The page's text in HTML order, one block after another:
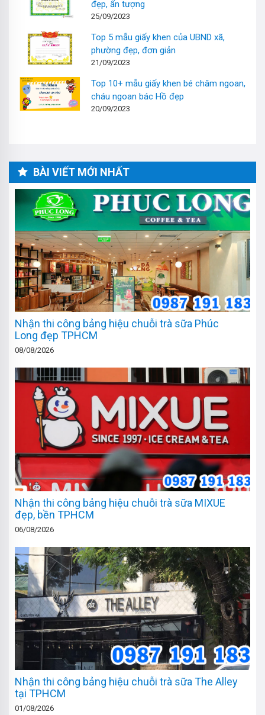
đẹp, ấn tượng
25/09/2023
Top 5 mẫu giấy khen của UBND xã,
phường đẹp, đơn giản
21/09/2023
Top 10+ mẫu giấy khen bé chăm ngoan,
cháu ngoan bác Hồ đẹp
20/09/2023
BÀI VIẾT MỚI NHẤT
Nhận thi công bảng hiệu chuỗi trà sữa Phúc
Long đẹp TPHCM
08/08/2026
Nhận thi công bảng hiệu chuỗi trà sữa MIXUE
đẹp, bền TPHCM
06/08/2026
Nhận thi công bảng hiệu chuỗi trà sữa The Alley
tại TPHCM
01/08/2026